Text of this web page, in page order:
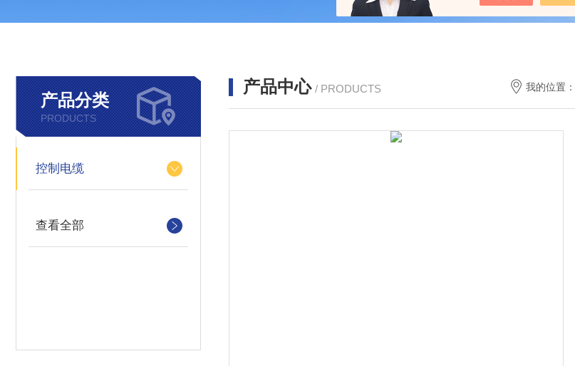
产品分类
PRODUCTS
控制电缆
查看全部
产品中心 / PRODUCTS 我的位置：